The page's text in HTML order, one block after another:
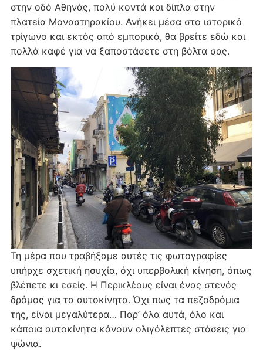
στην οδό Αθηνάς, πολύ κοντά και δίπλα στην
πλατεία Μοναστηρακίου. Ανήκει μέσα στο ιστορικό
τρίγωνο και εκτός από εμπορικά, θα βρείτε εδώ και
πολλά καφέ για να ξαποστάσετε στη βόλτα σας.
Τη μέρα που τραβήξαμε αυτές τις φωτογραφίες
υπήρχε σχετική ησυχία, όχι υπερβολική κίνηση, όπως
βλέπετε κι εσείς. Η Περικλέους είναι ένας στενός
δρόμος για τα αυτοκίνητα. Όχι πως τα πεζοδρόμια
της, είναι μεγαλύτερα… Παρ’ όλα αυτά, όλο και
κάποια αυτοκίνητα κάνουν ολιγόλεπτες στάσεις για
ψώνια.